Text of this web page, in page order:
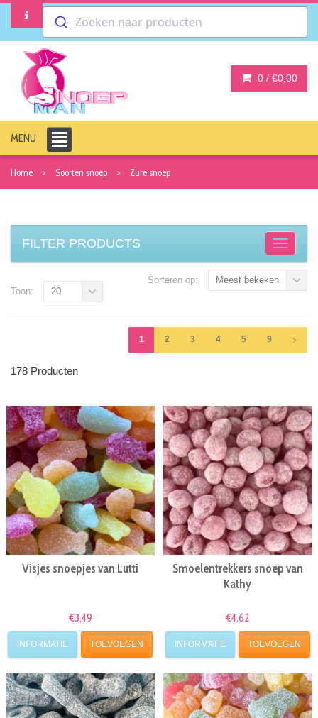
Zoeken naar producten
0 / €0,00
MENU
Home Soorten snoep Zure snoep
FILTER PRODUCTS
Sorteren op: Meest bekeken
1 2 3 4 5 9
Toon: 20
178 Producten
Visjes snoepjes van Lutti
€3,49
INFORMATIE TOEVOEGEN
Smoelentrekkers snoep van
Kathy
€4,62
INFORMATIE TOEVOEGEN